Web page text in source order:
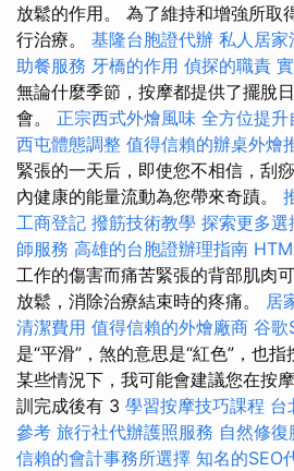
放鬆的作用。 為了維持和增強所取
行治療。 基隆台胞證代辦 私人居家
助餐服務 牙橋的作用 偵探的職責
無論什麼季節，按摩都提供了擺脫
會。 正宗西式外燴風味 全方位提升
西屯體態調整 值得信賴的辦桌外燴
緊張的一天后，即使您不相信，刮
內健康的能量流動為您帶來奇蹟。
工商登記 撥筋技術教學 探索更多選
師服務 高雄的台胞證辦理指南
工作的傷害而痛苦緊張的背部肌肉
放鬆，消除治療結束時的疼痛。 居
清潔費用 值得信賴的外燴廠商 谷歌
是“平滑”，煞的意思是“紅色”，也
某些情況下，我可能會建議您在按
訓完成後有 3 學習按摩技巧課程 台
參考 旅行社代辦護照服務 自然修
信賴的會計事務所選擇 知名的SEO